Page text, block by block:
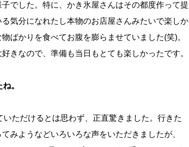
でした。特に、かき氷屋さんはその都度作って提
気分になれたし本物のお店屋さんみたいで楽しか
ばかりを食べてお腹を膨らませていました(笑)。
きなので、準備も当日もとても楽しかったです。
。
いただけるとは思わず、正直驚きました。行きた
みようなどいろいろな声をいただきましたが、